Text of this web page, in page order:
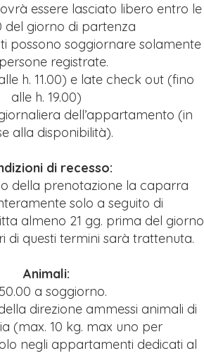
essere lasciato libero entro le
del giorno di partenza
possono soggiornare solamente
registrate.
h. 11.00) e late check out (fino
alle h. 19.00)
dell’appartamento (in
alla disponibilità).
di recesso:
della prenotazione la caparra
solo a seguito di
almeno 21 gg. prima del giorno
di questi termini sarà trattenuta.
Animali:
a soggiorno.
direzione ammessi animali di
(max. 10 kg. max uno per
negli appartamenti dedicati al